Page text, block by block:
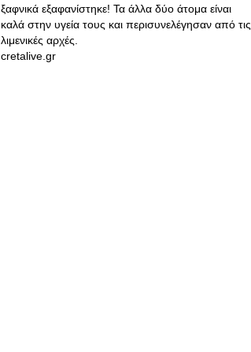
ξαφνικά εξαφανίστηκε! Τα άλλα δύο άτομα είναι
καλά στην υγεία τους και περισυνελέγησαν από τις
λιμενικές αρχές.
cretalive.gr